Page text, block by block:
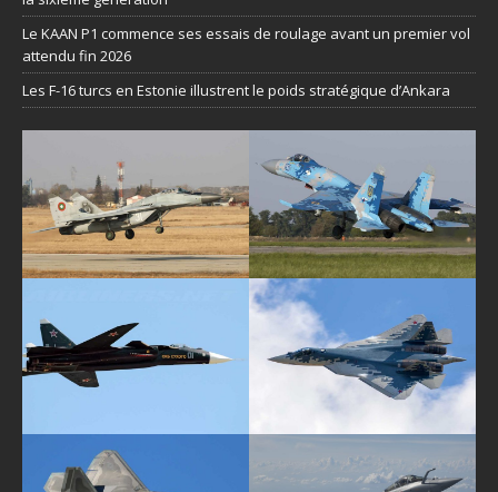
Le KAAN P1 commence ses essais de roulage avant un premier vol
attendu fin 2026
Les F-16 turcs en Estonie illustrent le poids stratégique d’Ankara